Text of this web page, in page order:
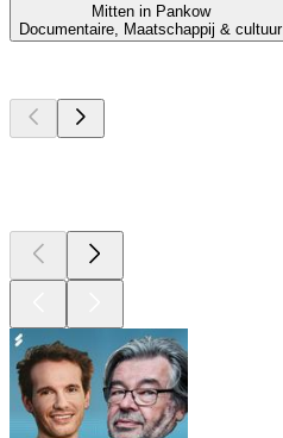
Mitten in Pankow
Documentaire, Maatschappij & cultuur